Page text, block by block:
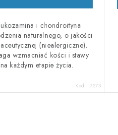
i chondroityna
naturalnego, o jakości
(niealergiczne).
wzmacniać kości i stawy
na każdym etapie życia.
Kod :7273